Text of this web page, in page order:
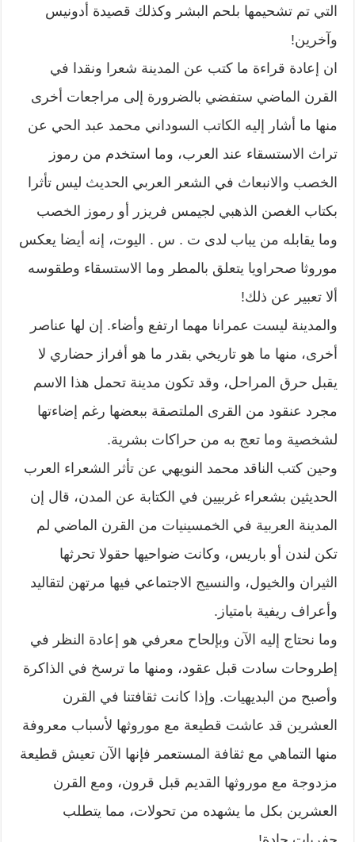
التي تم تشحيمها بلحم البشر وكذلك قصيدة أدونيس
وآخرين!
ان إعادة قراءة ما كتب عن المدينة شعرا ونقدا في
القرن الماضي ستفضي بالضرورة إلى مراجعات أخرى
منها ما أشار إليه الكاتب السوداني محمد عبد الحي عن
تراث الاستسقاء عند العرب، وما استخدم من رموز
الخصب والانبعاث في الشعر العربي الحديث ليس تأثرا
بكتاب الغصن الذهبي لجيمس فريزر أو رموز الخصب
وما يقابله من يباب لدى ت . س . اليوت، إنه أيضا يعكس
موروثا صحراويا يتعلق بالمطر وما الاستسقاء وطقوسه
ألا تعبير عن ذلك!
والمدينة ليست عمرانا مهما ارتفع وأضاء. إن لها عناصر
أخرى، منها ما هو تاريخي بقدر ما هو أفراز حضاري لا
يقبل حرق المراحل، وقد تكون مدينة تحمل هذا الاسم
مجرد عنقود من القرى الملتصقة ببعضها رغم إضاءتها
لشخصية وما تعج به من حراكات بشرية.
وحين كتب الناقد محمد النويهي عن تأثر الشعراء العرب
الحديثين بشعراء غربيين في الكتابة عن المدن، قال إن
المدينة العربية في الخمسينيات من القرن الماضي لم
تكن لندن أو باريس، وكانت ضواحيها حقولا تحرثها
الثيران والخيول، والنسيج الاجتماعي فيها مرتهن لتقاليد
وأعراف ريفية بامتياز.
وما نحتاج إليه الآن وبإلحاح معرفي هو إعادة النظر في
إطروحات سادت قبل عقود، ومنها ما ترسخ في الذاكرة
وأصبح من البديهيات. وإذا كانت ثقافتنا في القرن
العشرين قد عاشت قطيعة مع موروثها لأسباب معروفة
منها التماهي مع ثقافة المستعمر فإنها الآن تعيش قطيعة
مزدوجة مع موروثها القديم قبل قرون، ومع القرن
العشرين بكل ما يشهده من تحولات، مما يتطلب